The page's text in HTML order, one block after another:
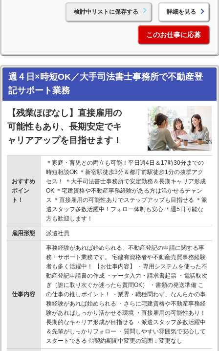
検討中リストに保存する 詳細を見る
このお仕事に応募
週４日×時短OK／大手司法書士事務所で不動産登
記サポート業務
【残業ほぼなし】直接雇用の
可能性もあり、長期安定でキ
ャリアアップを目指せます！
おすすめ
ポイン
ト！
＊家庭・育児との両立も可能！平日週4日＆17時30分までの
時短相談OK ＊新宿駅徒歩3分＆都庁前駅徒歩1分の抜群アク
セス！ ＊大手司法書士事務所で安定勤務＆長期キャリア形成
OK ＊宅建資格や不動産事務経験がある方は活かせるチャン
ス ＊直接雇用の可能性ありでステップアップも目指せる ＊派
遣スタッフ多数活躍中！フォロー体制も安心 ＊週5日可能な
方も歓迎します！
雇用形態 派遣社員
仕事内容
事務経験があれば始められる、不動産登記の申請に関する事
務・サポート業務です。 宅建有資格者や不動産売買事務経験
者も多く活躍中！ 【お仕事内容】 ・専用システムを使った不
動産登記申請書の作成 ・データ入力・請求書起票 ・電話取次
ぎ（誰に取り次ぐか迷ったら質問OK） ・書類の発送準備 こ
の仕事の推しポイント！ ・業界・職種問わず、なんらかの事
務経験があれば始められる ・さらに宅建資格や不動産事務経
験があればしっかり活かせる環境 ・直接雇用の可能性あり！
長期的なキャリア形成が目指せる ・派遣スタッフ多数活躍中
＆先輩がしっかりフォロー ・質問しやすい雰囲気で安心して
スタートできる ◎契約期間中変更の範囲：変更なし